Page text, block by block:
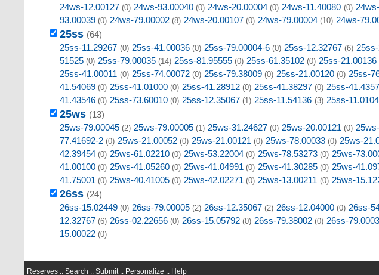
24ws-12.00127 (0) 24ws-93.00040 (0) 24ws-20.00004 (0) 24ws-11.40080 (0)
93.00039 (0) 24ws-79.00002 (8) 24ws-20.00107 (0) 24ws-79.00004 (10) 24ws-
25ss (64)
25ss-11.29267 (0) 25ss-41.00036 (0) 25ss-79.00004-6 (0) 25ss-12.32767 (6)
51525 (0) 25ss-79.00035 (14) 25ss-81.95555 (0) 25ss-61.35102 (0) 25ss-21.00136
25ss-41.00011 (0) 25ss-74.00072 (0) 25ss-79.38009 (0) 25ss-21.00120 (0) 25ss-
41.54069 (0) 25ss-41.01000 (0) 25ss-41.28912 (0) 25ss-41.38297 (0) 25ss-
41.43546 (0) 25ss-73.60010 (0) 25ss-12.35067 (1) 25ss-11.54136 (3) 25ss-
25ws (13)
25ws-79.00045 (2) 25ws-79.00005 (1) 25ws-31.24627 (0) 25ws-20.00121 (0)
77.41692-2 (0) 25ws-21.00052 (0) 25ws-21.00121 (0) 25ws-78.00033 (0) 25ws-
42.39454 (0) 25ws-61.02210 (0) 25ws-53.22004 (0) 25ws-78.53273 (0) 25ws-
41.00100 (0) 25ws-41.05260 (0) 25ws-41.04991 (0) 25ws-41.30285 (0) 25ws-
41.75001 (0) 25ws-40.41005 (0) 25ws-42.02271 (0) 25ws-13.00211 (0) 25ws-
26ss (24)
26ss-15.02449 (0) 26ss-79.00005 (2) 26ss-12.35067 (2) 26ss-12.04000 (0) 26ss-
12.32767 (6) 26ss-02.22656 (0) 26ss-15.05792 (0) 26ss-79.38002 (0) 26ss-
15.00022 (0)
Reserves ::Search ::Submit:: Personalize :: Help